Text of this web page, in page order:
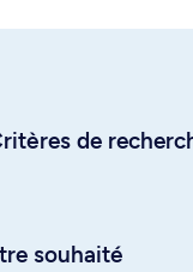
de
souhaité